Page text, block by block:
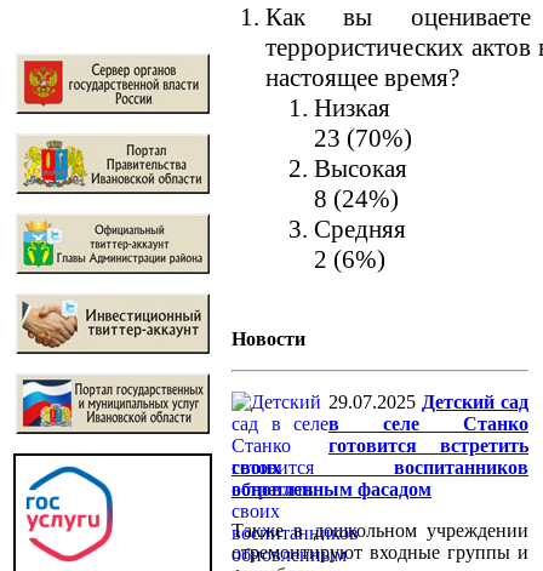
Как вы оцениваете
террористических
настоящее время?
Низкая
23 (70%)
Высокая
8 (24%)
Средняя
2 (6%)
Новости
29.07.2025 Детский сад
в селе Станко
готовится встретить
своих воспитанников
обновленным фасадом
Также в дошкольном учреждении
отремонтируют входные группы и